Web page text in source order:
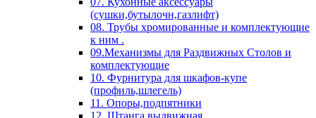
(сушки,бутылочн,газлифт)
08. Трубы хромированные и комплектующие
к ним .
09.Механизмы для Раздвижных Столов и
комплектующие
10. Фурнитура для шкафов-купе
(профиль,шлегель)
11. Опоры,подпятники
12. Штанга выдвижная